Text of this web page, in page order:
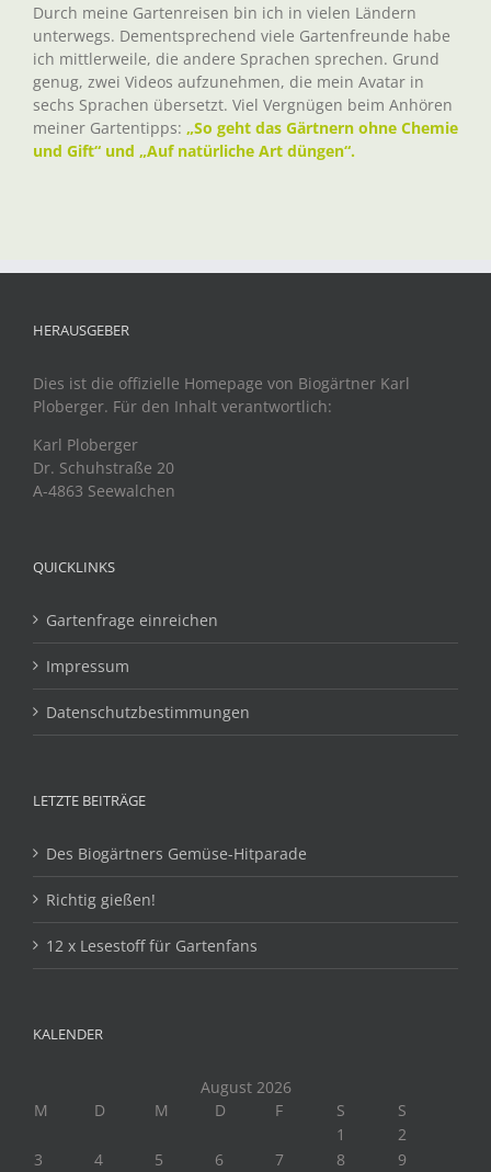
Durch meine Gartenreisen bin ich in vielen Ländern
unterwegs. Dementsprechend viele Gartenfreunde habe
ich mittlerweile, die andere Sprachen sprechen. Grund
genug, zwei Videos aufzunehmen, die mein Avatar in
sechs Sprachen übersetzt. Viel Vergnügen beim Anhören
meiner Gartentipps: „So geht das Gärtnern ohne Chemie
und Gift“ und „Auf natürliche Art düngen“.
HERAUSGEBER
Dies ist die offizielle Homepage von Biogärtner Karl
Ploberger. Für den Inhalt verantwortlich:
Karl Ploberger
Dr. Schuhstraße 20
A-4863 Seewalchen
QUICKLINKS
Gartenfrage einreichen
Impressum
Datenschutzbestimmungen
LETZTE BEITRÄGE
Des Biogärtners Gemüse-Hitparade
Richtig gießen!
12 x Lesestoff für Gartenfans
KALENDER
August 2026
M
D M D F S
S
1
2
3
4 5 6 7 8 9